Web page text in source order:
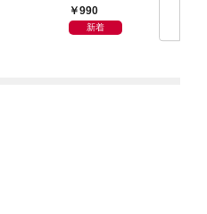
スイッ
ン」でラクしておいし
い
990
新着